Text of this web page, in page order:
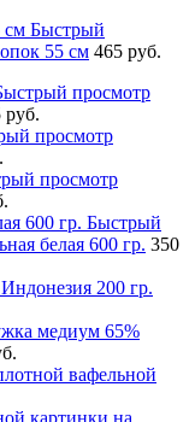
Быстрый
55 см 465 руб.
просмотр
руб.
просмотр
просмотр
Быстрый
белая 600 гр. 350
медиум 65%
картинки на